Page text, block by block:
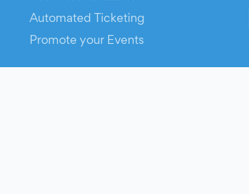
Automated Ticketing
Promote your Events